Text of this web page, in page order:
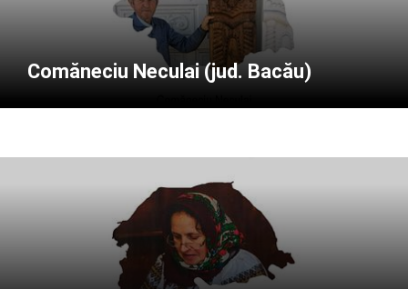
Comăneciu Neculai (jud. Bacău)